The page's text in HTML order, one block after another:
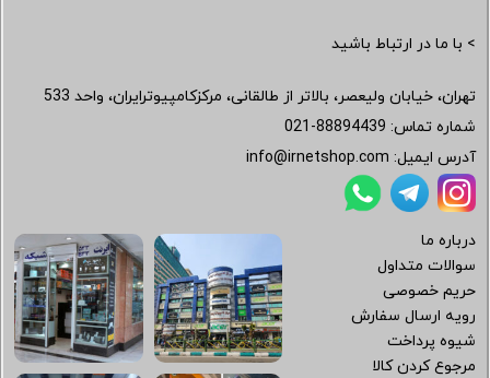
> با ما در ارتباط باشید
تهران، خیابان ولیعصر، بالاتر از طالقانی، مرکزکامپیوترایران، واحد 533
شماره تماس: 021-88894439
آدرس ایمیل: info@irnetshop.com
درباره ما
سوالات متداول
حریم خصوصی
رویه ارسال سفارش
شیوه پرداخت
مرجوع کردن کالا